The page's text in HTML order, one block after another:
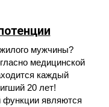
мужчины?
медицинской
каждый
20 лет!
функции являются